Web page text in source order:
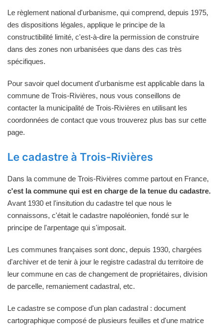
Le règlement national d'urbanisme, qui comprend, depuis 1975,
des dispositions légales, applique le principe de la
constructibilité limité, c'est-à-dire la permission de construire
dans des zones non urbanisées que dans des cas très
spécifiques.
Pour savoir quel document d'urbanisme est applicable dans la
commune de Trois-Rivières, nous vous conseillons de
contacter la municipalité de Trois-Rivières en utilisant les
coordonnées de contact que vous trouverez plus bas sur cette
page.
Le cadastre à Trois-Rivières
Dans la commune de Trois-Rivières comme partout en France,
c'est la commune qui est en charge de la tenue du cadastre.
Avant 1930 et l'insitution du cadastre tel que nous le
connaissons, c'était le cadastre napoléonien, fondé sur le
principe de l'arpentage qui s'imposait.
Les communes françaises sont donc, depuis 1930, chargées
d'archiver et de tenir à jour le registre cadastral du territoire de
leur commune en cas de changement de propriétaires, division
de parcelle, remaniement cadastral, etc.
Le cadastre se compose d'un plan cadastral : document
cartographique composé de plusieurs feuilles et d'une matrice